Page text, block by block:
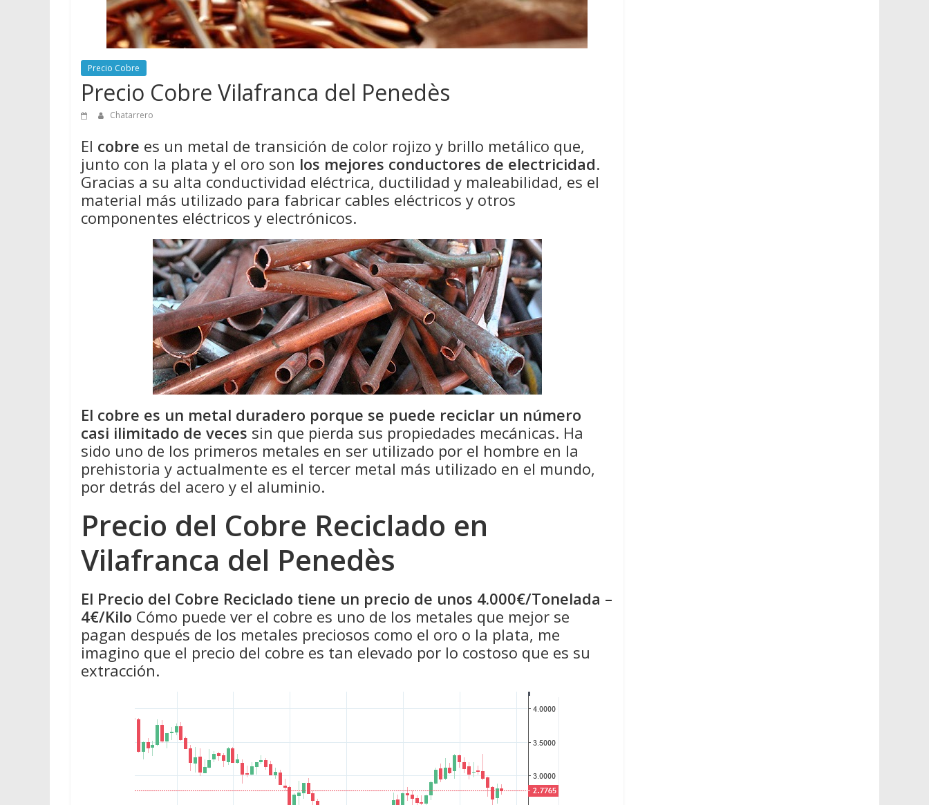
Precio Cobre
Precio Cobre Vilafranca del Penedès
Chatarrero
El cobre es un metal de transición de color rojizo y brillo metálico que,
junto con la plata y el oro son los mejores conductores de electricidad.
Gracias a su alta conductividad eléctrica, ductilidad y maleabilidad, es el
material más utilizado para fabricar cables eléctricos y otros
componentes eléctricos y electrónicos.
El cobre es un metal duradero porque se puede reciclar un número
casi ilimitado de veces sin que pierda sus propiedades mecánicas. Ha
sido uno de los primeros metales en ser utilizado por el hombre en la
prehistoria y actualmente es el tercer metal más utilizado en el mundo,
por detrás del acero y el aluminio.
Precio del Cobre Reciclado en
Vilafranca del Penedès
El Precio del Cobre Reciclado tiene un precio de unos 4.000€/Tonelada –
4€/Kilo Cómo puede ver el cobre es uno de los metales que mejor se
pagan después de los metales preciosos como el oro o la plata, me
imagino que el precio del cobre es tan elevado por lo costoso que es su
extracción.